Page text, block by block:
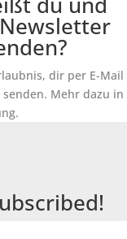
dir per E-Mail
senden. Mehr dazu in